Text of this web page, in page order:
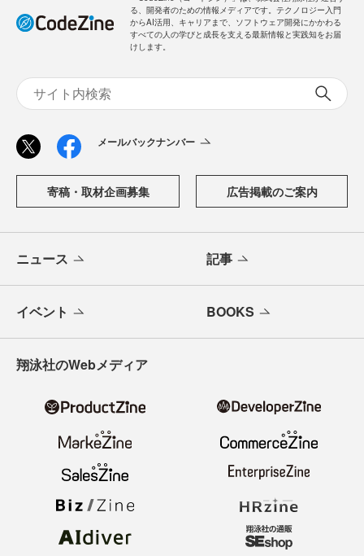
る、開発者のための情報メディアです。テクノロジー入門
からAI活用、キャリアまで、ソフトウェア開発にかかわる
すべての人の学びと成長を支える最新情報と実践知をお届
けします。
メールバックナンバー
寄稿・取材企画募集 広告掲載のご案内
ニュース 記事
イベント BOOKS
翔泳社のWebメディア